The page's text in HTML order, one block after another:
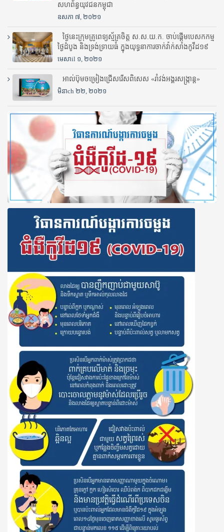
សហព័ន្ធយុវជនកម្ពុជា
ឧសភា ៧, ២០២១
ថ្ងៃនេះក្រុមគ្រូពេទ្យស្ម័គ្រចិត្ត ស.ស.យ.ក. ចាប់ផ្តើមបេសកកម្ម
ថ្ងៃដំបូង និងទ្រង់ទ្រាយធំ ក្នុងយុទ្ធនាការចាក់វ៉ាក់សាំងកូវីដ១៩
មេសាil ១, ២០២១
អាល់ប៊ុមចម្រៀងជ្រើសរើសពិសេស «រាំវង់អង្គរសង្ក្រាន្ត»
មិនាch ២២, ២០២១